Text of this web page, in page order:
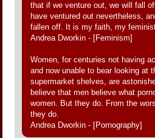
that if we venture out, we will fall
have ventured out nevertheless,
fallen off. It is my faith, my
Andrea Dworkin - [Feminism]
Women, for centuries not having
and now unable to bear looking at
supermarket shelves, are
believe that men believe what
women. But they do. From the
they do.
Andrea Dworkin - [Pornography]